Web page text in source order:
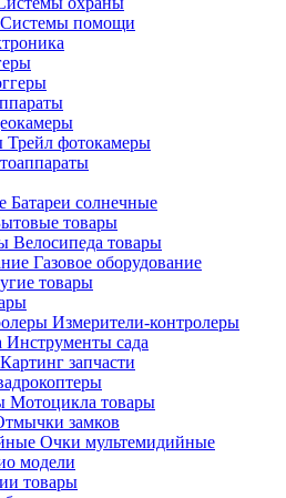
Системы помощи
Трейл фотокамеры
Батареи солнечные
товары
Велосипеда товары
Газовое оборудование
товары
Измерители-контролеры
Инструменты сада
Картинг запчасти
Мотоцикла товары
замков
Очки мультемидийные
модели
товары